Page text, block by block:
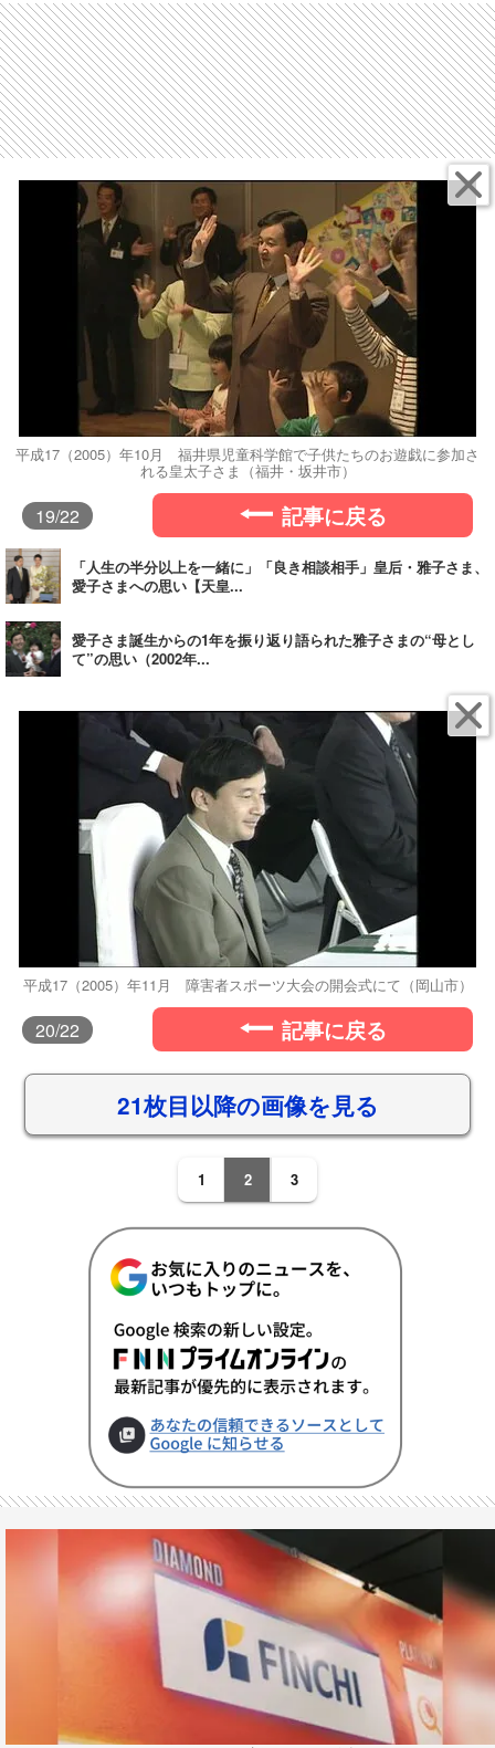
平成17（2005）年10月 福井県児童科学館で子供たちのお遊戯に参加さ
れる皇太子さま（福井・坂井市）
19/22 記事に戻る
「人生の半分以上を一緒に」「良き相談相手」皇后・雅子さま、
愛子さまへの思い【天皇...
愛子さま誕生からの1年を振り返り語られた雅子さまの“母とし
て”の思い（2002年...
平成17（2005）年11月 障害者スポーツ大会の開会式にて（岡山市）
20/22 記事に戻る
21枚目以降の画像を見る
1 2 3